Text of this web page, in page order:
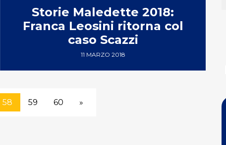
Storie Maledette 2018:
Franca Leosini ritorna col
caso Scazzi
11 MARZO 2018
58 59 60 »